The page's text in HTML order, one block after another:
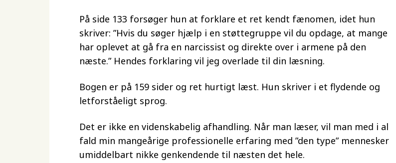
På side 133 forsøger hun at forklare et ret kendt fænomen, idet hun
skriver: ”Hvis du søger hjælp i en støttegruppe vil du opdage, at mange
har oplevet at gå fra en narcissist og direkte over i armene på den
næste.” Hendes forklaring vil jeg overlade til din læsning.
Bogen er på 159 sider og ret hurtigt læst. Hun skriver i et flydende og
letforståeligt sprog.
Det er ikke en videnskabelig afhandling. Når man læser, vil man med i al
fald min mangeårige professionelle erfaring med ”den type” mennesker
umiddelbart nikke genkendende til næsten det hele.